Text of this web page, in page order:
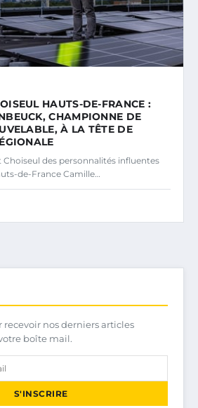
HAUTS-DE-FRANCE :
CHAMPIONNE DE
À LA TÊTE DE
Choiseul des personnalités influentes
de-France Camille…
recevoir nos derniers articles
boîte mail.
S'INSCRIRE